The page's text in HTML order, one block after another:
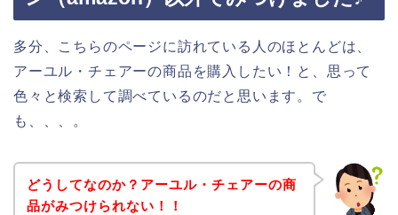
多分、こちらのページに訪れている人のほとんどは、
アーユル・チェアーの商品を購入したい！と、思って
色々と検索して調べているのだと思います。で
も、、、。
どうしてなのか？アーユル・チェアーの商
品がみつけられない！！